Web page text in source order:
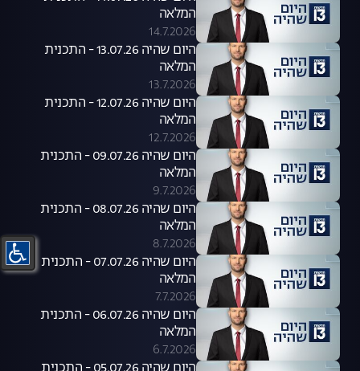
המלאה
14.7.2026
היום שהיה 13.07.26 - התכנית
המלאה
13.7.2026
היום שהיה 12.07.26 - התכנית
המלאה
12.7.2026
היום שהיה 09.07.26 - התכנית
המלאה
9.7.2026
היום שהיה 08.07.26 - התכנית
המלאה
8.7.2026
היום שהיה 07.07.26 - התכנית
המלאה
7.7.2026
היום שהיה 06.07.26 - התכנית
המלאה
6.7.2026